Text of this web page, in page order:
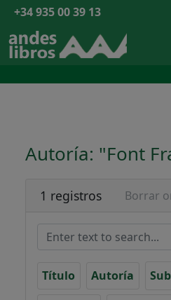
+34 935 00 39 13
Autoría: "Font
1 registros Borrar
Título Autoría